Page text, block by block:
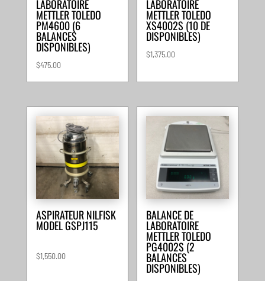
LABORATOIRE
METTLER TOLEDO
PM4600 (6
BALANCES
DISPONIBLES)
$475.00
LABORATOIRE
METTLER TOLEDO
XS4002S (10 DE
DISPONIBLES)
$1,375.00
ASPIRATEUR NILFISK
MODEL GSPJ115
$1,550.00
BALANCE DE
LABORATOIRE
METTLER TOLEDO
PG4002S (2
BALANCES
DISPONIBLES)